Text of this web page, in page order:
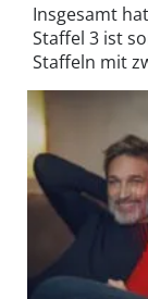
Insgesamt
Staffel 3 ist
Staffeln mit